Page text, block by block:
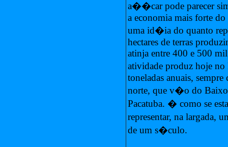
a��car pode parecer
a economia mais forte do
uma id�ia do quanto
hectares de terras
atinja entre 400 e 500
atividade produz hoje
toneladas anuais,
norte, que v�o do
Pacatuba. � como se
representar, na largada,
de um s�culo.